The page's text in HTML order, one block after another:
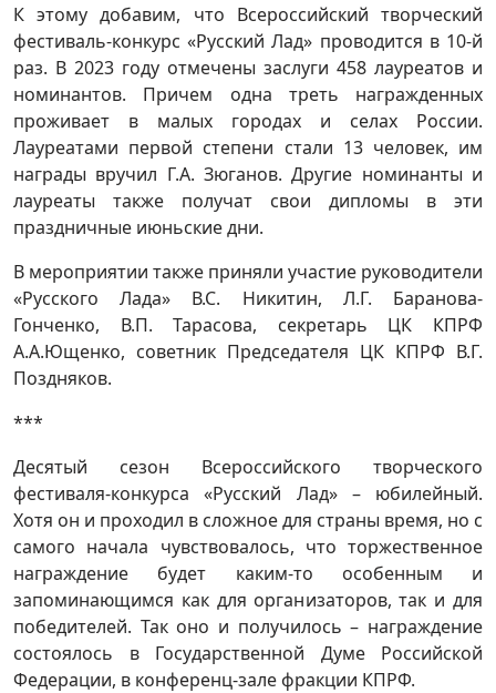
К этому добавим, что Всероссийский творческий
фестиваль-конкурс «Русский Лад» проводится в 10-й
раз. В 2023 году отмечены заслуги 458 лауреатов и
номинантов. Причем одна треть награжденных
проживает в малых городах и селах России.
Лауреатами первой степени стали 13 человек, им
награды вручил Г.А. Зюганов. Другие номинанты и
лауреаты также получат свои дипломы в эти
праздничные июньские дни.
В мероприятии также приняли участие руководители
«Русского Лада» В.С. Никитин, Л.Г. Баранова-
Гонченко, В.П. Тарасова, секретарь ЦК КПРФ
А.А.Ющенко, советник Председателя ЦК КПРФ В.Г.
Поздняков.
***
Десятый сезон Всероссийского творческого
фестиваля-конкурса «Русский Лад» – юбилейный.
Хотя он и проходил в сложное для страны время, но с
самого начала чувствовалось, что торжественное
награждение будет каким-то особенным и
запоминающимся как для организаторов, так и для
победителей. Так оно и получилось – награждение
состоялось в Государственной Думе Российской
Федерации, в конференц-зале фракции КПРФ.